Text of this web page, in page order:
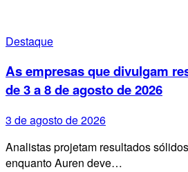
Destaque
As empresas que divulgam
de 3 a 8 de agosto de 2026
3 de agosto de 2026
Analistas projetam resultados
enquanto Auren deve…